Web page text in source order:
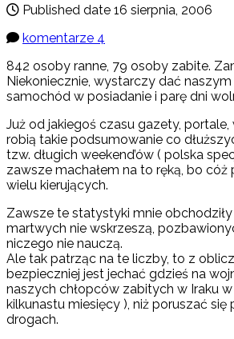
Published date 16 sierpnia, 2006
komentarze 4
842 osoby ranne, 79 osoby zabite.
Niekoniecznie, wystarczy dać
samochód w posiadanie i parę dni
Już od jakiegoś czasu gazety,
robią takie podsumowanie co
tzw. długich weekend’ów ( polska
zawsze machałem na to ręką, bo cóż
wielu kierujących.
Zawsze te statystyki mnie
martwych nie wskrzeszą,
niczego nie nauczą.
Ale tak patrząc na te liczby, to z
bezpieczniej jest jechać gdzieś na
naszych chłopców zabitych w Iraku
kilkunastu miesięcy ), niż poruszać się
drogach.